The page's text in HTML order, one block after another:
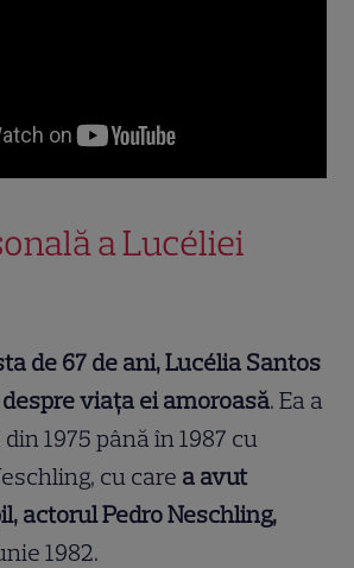
a Lucéliei
de 67 de ani, Lucélia Santos
viața ei amoroasă. Ea a
1975 până în 1987 cu
cu care a avut
actorul Pedro Neschling,
1982.